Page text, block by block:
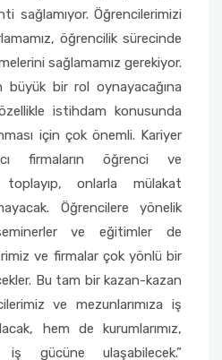
sağlamıyor. Öğrencilerimizi
öğrencilik sürecinde
sağlamamız gerekiyor.
büyük bir rol oynayacağına
özellikle istihdam konusunda
için çok önemli. Kariyer
firmaların öğrenci ve
toplayıp, onlarla mülakat
Öğrencilere yönelik
ve eğitimler de
ve firmalar çok yönlü bir
Bu tam bir kazan-kazan
ve mezunlarımıza iş
hem de kurumlarımız,
gücüne ulaşabilecek.”